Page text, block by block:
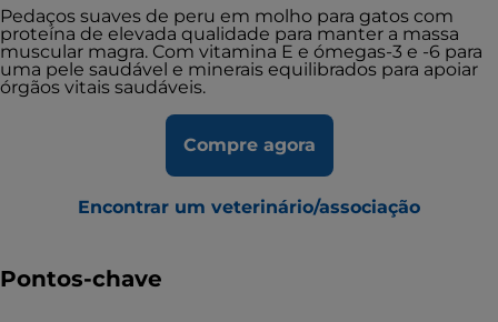
Pedaços suaves de peru em molho para gatos com
proteína de elevada qualidade para manter a massa
muscular magra. Com vitamina E e ómegas-3 e -6 para
uma pele saudável e minerais equilibrados para apoiar
órgãos vitais saudáveis.
Compre agora
Encontrar um veterinário/associação
Pontos-chave